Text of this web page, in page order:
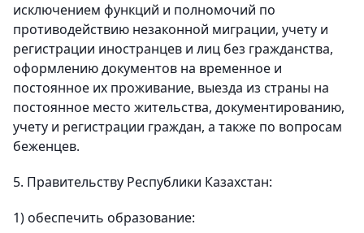
исключением функций и полномочий по
противодействию незаконной миграции, учету и
регистрации иностранцев и лиц без гражданства,
оформлению документов на временное и
постоянное их проживание, выезда из страны на
постоянное место жительства, документированию,
учету и регистрации граждан, а также по вопросам
беженцев.
5. Правительству Республики Казахстан:
1) обеспечить образование: